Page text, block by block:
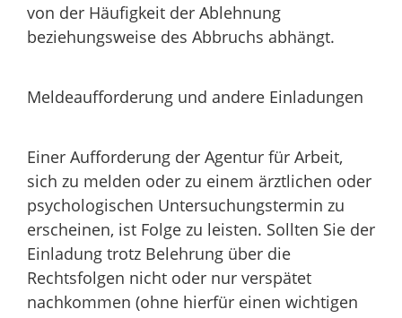
von der Häufigkeit der Ablehnung
beziehungsweise des Abbruchs abhängt.
Meldeaufforderung und andere Einladungen
Einer Aufforderung der Agentur für Arbeit,
sich zu melden oder zu einem ärztlichen oder
psychologischen Untersuchungstermin zu
erscheinen, ist Folge zu leisten. Sollten Sie der
Einladung trotz Belehrung über die
Rechtsfolgen nicht oder nur verspätet
nachkommen (ohne hierfür einen wichtigen